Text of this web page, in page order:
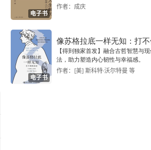
电子书
作者：成庆
电子书
像苏格拉底一样无知：打
【得到独家首发】融合古哲智慧与
法，助力塑造内心韧性与幸福感。
作者：[美] 斯科特·沃尔特曼 等